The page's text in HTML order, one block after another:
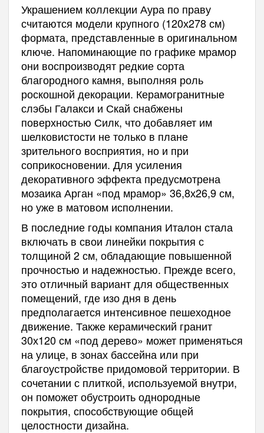
Украшением коллекции Аура по праву
считаются модели крупного (120х278 см)
формата, представленные в оригинальном
ключе. Напоминающие по графике мрамор
они воспроизводят редкие сорта
благородного камня, выполняя роль
роскошной декорации. Керамогранитные
слэбы Галакси и Скай снабжены
поверхностью Силк, что добавляет им
шелковистости не только в плане
зрительного восприятия, но и при
соприкосновении. Для усиления
декоративного эффекта предусмотрена
мозаика Арган «под мрамор» 36,8х26,9 см,
но уже в матовом исполнении.
В последние годы компания Италон стала
включать в свои линейки покрытия с
толщиной 2 см, обладающие повышенной
прочностью и надежностью. Прежде всего,
это отличный вариант для общественных
помещений, где изо дня в день
предполагается интенсивное пешеходное
движение. Также керамический гранит
30х120 см «под дерево» может применяться
на улице, в зонах бассейна или при
благоустройстве придомовой территории. В
сочетании с плиткой, используемой внутри,
он поможет обустроить однородные
покрытия, способствующие общей
целостности дизайна.